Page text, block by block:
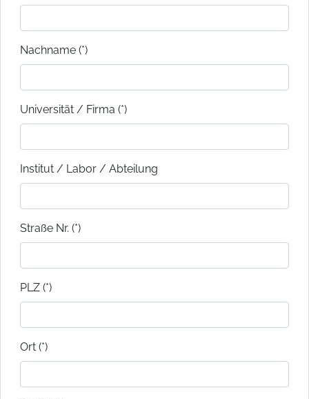
Nachname (*)
Universität / Firma (*)
Institut / Labor / Abteilung
Straße Nr. (*)
PLZ (*)
Ort (*)